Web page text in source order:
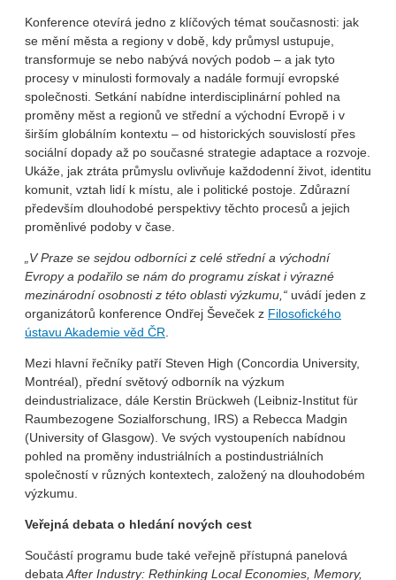
Konference otevírá jedno z klíčových témat současnosti: jak
se mění města a regiony v době, kdy průmysl ustupuje,
transformuje se nebo nabývá nových podob – a jak tyto
procesy v minulosti formovaly a nadále formují evropské
společnosti. Setkání nabídne interdisciplinární pohled na
proměny měst a regionů ve střední a východní Evropě i v
širším globálním kontextu – od historických souvislostí přes
sociální dopady až po současné strategie adaptace a rozvoje.
Ukáže, jak ztráta průmyslu ovlivňuje každodenní život, identitu
komunit, vztah lidí k místu, ale i politické postoje. Zdůrazní
především dlouhodobé perspektivy těchto procesů a jejich
proměnlivé podoby v čase.
„V Praze se sejdou odborníci z celé střední a východní
Evropy a podařilo se nám do programu získat i výrazné
mezinárodní osobnosti z této oblasti výzkumu,“ uvádí jeden z
organizátorů konference Ondřej Ševeček z Filosofického
ústavu Akademie věd ČR.
Mezi hlavní řečníky patří Steven High (Concordia University,
Montréal), přední světový odborník na výzkum
deindustrializace, dále Kerstin Brückweh (Leibniz-Institut für
Raumbezogene Sozialforschung, IRS) a Rebecca Madgin
(University of Glasgow). Ve svých vystoupeních nabídnou
pohled na proměny industriálních a postindustriálních
společností v různých kontextech, založený na dlouhodobém
výzkumu.
Veřejná debata o hledání nových cest
Součástí programu bude také veřejně přístupná panelová
debataAfter Industry: Rethinking Local Economies, Memory,